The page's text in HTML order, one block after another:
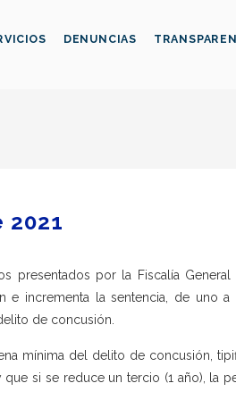
DENUNCIAS
2021
presentados por la Fiscalía
e incrementa la sentencia, de uno
de concusión.
mínima del delito de concusión,
que si se reduce un tercio (1 año),